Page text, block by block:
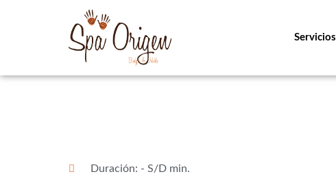
Servicios
Duración: - S/D min.